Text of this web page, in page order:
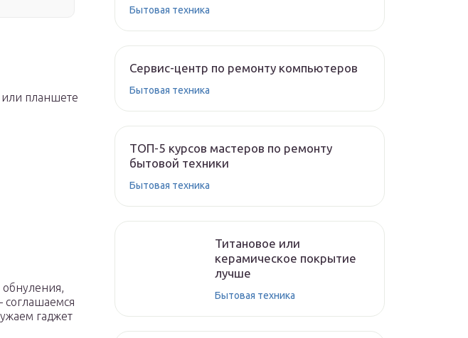
или планшете
обнуления,
соглашаемся
гаджет
Бытовая техника
Сервис-центр по ремонту компьютеров
Бытовая техника
ТОП-5 курсов мастеров по ремонту
бытовой техники
Бытовая техника
Титановое или
керамическое покрытие
лучше
Бытовая техника